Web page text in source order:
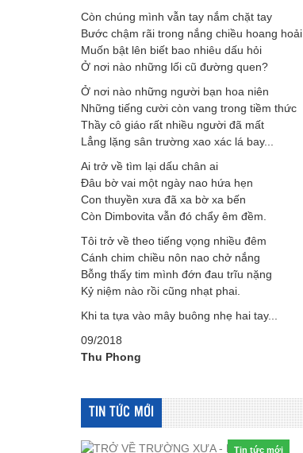
Còn chúng mình vẫn tay nắm chặt tay
Bước chậm rãi trong nắng chiều hoang hoải
Muốn bật lên biết bao nhiêu dấu hỏi
Ở nơi nào những lối cũ đường quen?
Ở nơi nào những người bạn hoa niên
Những tiếng cười còn vang trong tiềm thức
Thầy cô giáo rất nhiều người đã mất
Lẳng lặng sân trường xao xác lá bay...
Ai trở về tìm lại dấu chân ai
Đâu bờ vai một ngày nao hứa hẹn
Con thuyền xưa đã xa bờ xa bến
Còn Dimbovita vẫn đó chẩy êm đềm.
Tôi trở về theo tiếng vọng nhiều đêm
Cánh chim chiều nôn nao chở nắng
Bỗng thấy tim mình đớn đau trĩu nặng
Kỷ niệm nào rồi cũng nhạt phai.
Khi ta tựa vào mây buông nhẹ hai tay...
09/2018
Thu Phong
TIN TỨC MỚI
Tin tức mới